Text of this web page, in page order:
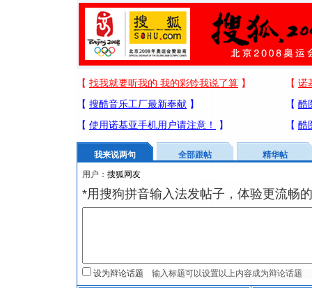
我来说两句 全部跟帖
精华帖
用户：
*用搜狗拼音输入法发帖子，体验更流畅
设为辩论话题